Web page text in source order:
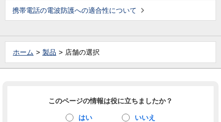
携帯電話の電波防護への適合性について
ホーム 製品 店舗の選択
このページの情報は役に立ちましたか？
はい いいえ